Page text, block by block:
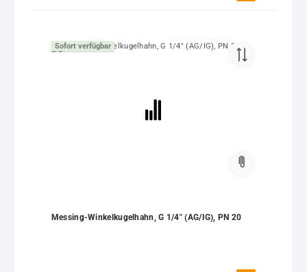
Sofort verfügbar
Messing-Winkelkugelhahn, G 1/4" (AG/IG), PN 20